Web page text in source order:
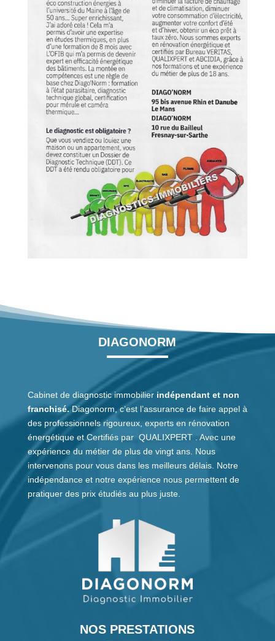
DIAGONORM
Cabinet de diagnostic immobilier indépendant et non
franchisé.Diagonorm, c’est l’assurance de faire appel à
des professionnels rigoureux, experts en rénovation
énergétique et Certifiéspar QUALIXPERT. Avec une
expérience du métier de plus de vingt ans. Nous
intervenons pour vous dans les meilleurs délais. Notre
indépendance et notre expérience nous permettent de
pratiquer des prix étudiés au plus juste.
NOS PRESTATIONS